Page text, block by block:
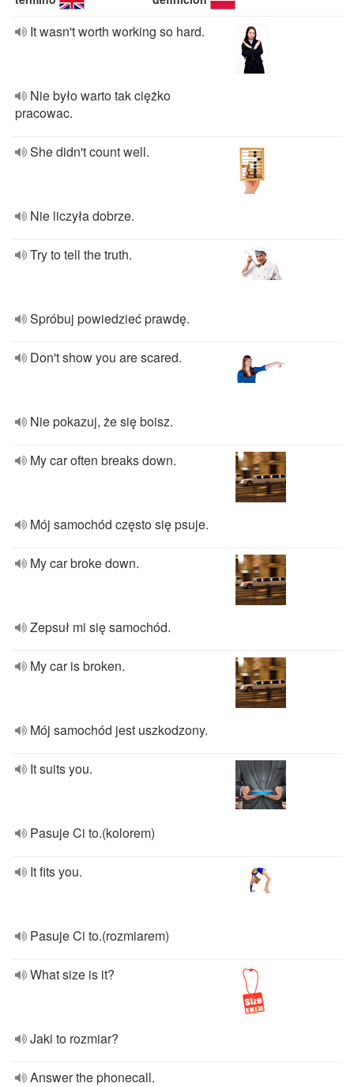
It wasn't worth working so hard.
Nie było warto tak ciężko
pracowac.
She didn't count well.
Nie liczyła dobrze.
Try to tell the truth.
Spróbuj powiedzieć prawdę.
Don't show you are scared.
Nie pokazuj, że się boisz.
My car often breaks down.
Mój samochód często się psuje.
My car broke down.
Zepsuł mi się samochód.
My car is broken.
Mój samochód jest uszkodzony.
It suits you.
Pasuje Ci to.(kolorem)
It fits you.
Pasuje Ci to.(rozmiarem)
What size is it?
Jaki to rozmiar?
Answer the phonecall.